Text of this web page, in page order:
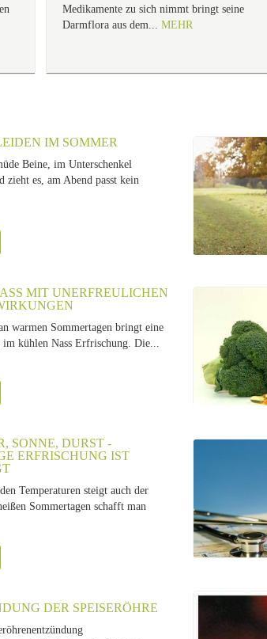
Medikamente zu sich nimmt bringt seine
Darmflora aus dem... MEHR
IM SOMMER
Beine, im Unterschenkel
zieht es, am Abend passt kein
MIT UNERFREULICHEN N
warmen Sommertagen bringt eine
kühlen Nass Erfrischung. Die...
SONNE, DURST -
ERFRISCHUNG IST
Temperaturen steigt auch der
Sommertagen schafft man
DER SPEISERÖHRE